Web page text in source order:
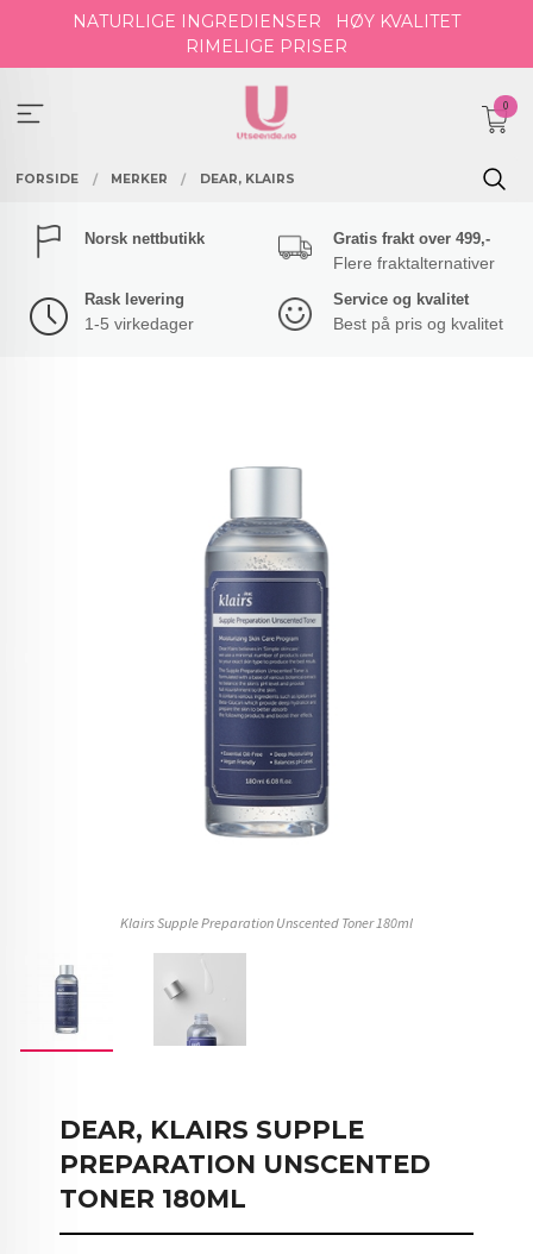
NATURLIGE INGREDIENSER
HØY KVALITET
RIMELIGE PRISER
0
FORSIDE MERKER DEAR, KLAIRS
Norsk nettbutikk Gratis frakt over 499,-
Flere fraktalternativer
Rask levering
1-5 virkedager
Service og kvalitet
Best på pris og kvalitet
Klairs Supple Preparation Unscented Toner 180ml
DEAR, KLAIRS SUPPLE
PREPARATION UNSCENTED
TONER 180ML